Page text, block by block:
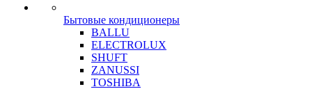
Бытовые кондиционеры
BALLU
ELECTROLUX
SHUFT
ZANUSSI
TOSHIBA